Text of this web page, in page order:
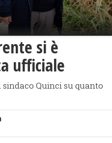
si è
ufficiale
Quinci su quanto